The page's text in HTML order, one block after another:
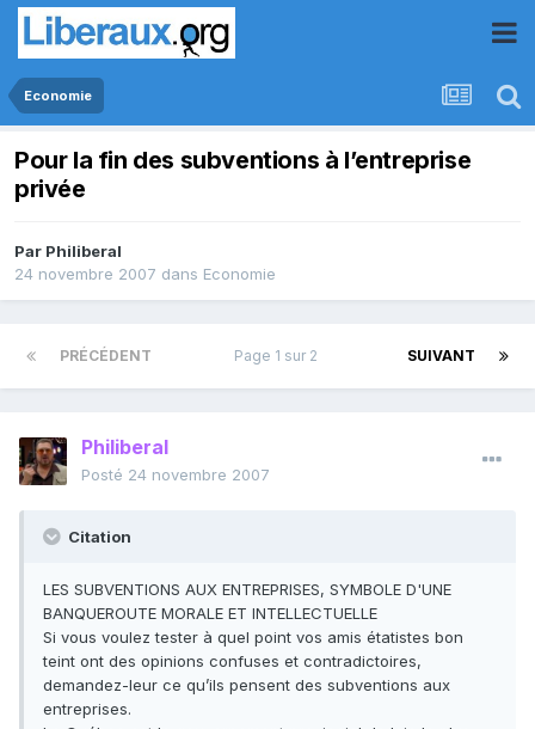
Economie
Pour la fin des subventions à l’entreprise
privée
Par Philiberal
24 novembre 2007 dans Economie
PRÉCÉDENT SUIVANT
Page 1 sur 2
Philiberal
Posté 24 novembre 2007
Citation
LES SUBVENTIONS AUX ENTREPRISES, SYMBOLE D'UNE
BANQUEROUTE MORALE ET INTELLECTUELLE
Si vous voulez tester à quel point vos amis étatistes bon
teint ont des opinions confuses et contradictoires,
demandez-leur ce qu’ils pensent des subventions aux
entreprises.